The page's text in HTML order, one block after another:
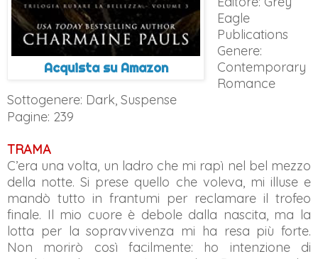
Acquista su Amazon
Eagle
Publications
Genere:
Contemporary
Romance
Sottogenere: Dark, Suspense
Pagine: 239
TRAMA
C’era una volta, un ladro che mi rapì nel bel mezzo
della notte. Si prese quello che voleva, mi illuse e
mandò tutto in frantumi per reclamare il trofeo
finale. Il mio cuore è debole dalla nascita, ma la
lotta per la sopravvivenza mi ha resa più forte.
Non morirò così facilmente: ho intenzione di